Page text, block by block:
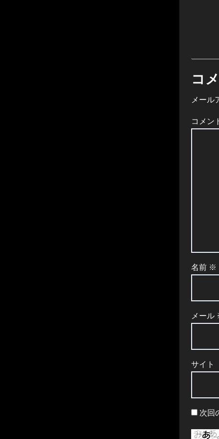
コ
メール
コメン
名前 ※
メール
サイト
次回